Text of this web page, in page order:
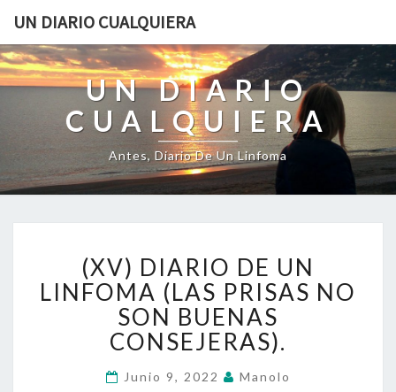
UN DIARIO CUALQUIERA
UN DIARIO
CUALQUIERA
Antes, Diario De Un Linfoma
DIARIO
DE
UN
LINFOMA
(LAS
NO
(XV) DIARIO DE UN
LINFOMA (LAS PRISAS NO
SON BUENAS
CONSEJERAS).
Junio 9, 2022 Manolo